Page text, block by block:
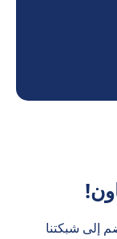
إلى شبكتنا